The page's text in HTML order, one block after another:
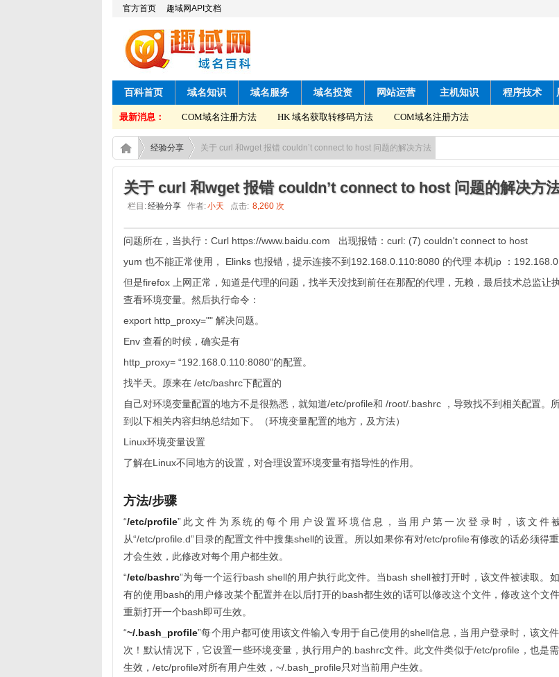
官方首页 趣域网API文档
百科首页 域名知识 域名服务 域名投资 网站运营 主机知识 程序技术
最新消息：
HK 域名获取转移码方法 COM域名注册方法 HK 域名获取转移码方法 COM域名注册方法
经验分享 关于 curl 和wget 报错 couldn’t connect to host 问题的解决方法
关于 curl 和wget 报错 couldn’t connect to host 问题的解决方
栏目:经验分享 作者:小天 点击: 8,260 次
问题所在，当执行：Curl https://www.baidu.com 出现报错：curl: (7) couldn't connect to host
yum 也不能正常使用， Elinks 也报错，提示连接不到192.168.0.110:8080 的代理 本机ip ：
但是firefox 上网正常，知道是代理的问题，找半天没找到前任在那配的代理，无赖，最后技术总监让
查看环境变量。然后执行命令：
export http_proxy="" 解决问题。
Env 查看的时候，确实是有
http_proxy= “192.168.0.110:8080”的配置。
找半天。原来在 /etc/bashrc下配置的
自己对环境变量配置的地方不是很熟悉，就知道/etc/profile和 /root/.bashrc ，导致找不到相关配置。
到以下相关内容归纳总结如下。（环境变量配置的地方，及方法）
Linux环境变量设置
了解在Linux不同地方的设置，对合理设置环境变量有指导性的作用。
方法/步骤
“/etc/profile”此文件为系统的每个用户设置环境信息，当用户第一次登录时，该文件
从“/etc/profile.d”目录的配置文件中搜集shell的设置。所以如果你有对/etc/profile有修改的话必须得
才会生效，此修改对每个用户都生效。
“/etc/bashrc”为每一个运行bash shell的用户执行此文件。当bash shell被打开时，该文件被读取。
有的使用bash的用户修改某个配置并在以后打开的bash都生效的话可以修改这个文件，修改这个文件
重新打开一个bash即可生效。
“~/.bash_profile”每个用户都可使用该文件输入专用于自己使用的shell信息，当用户登录时，该文
次！默认情况下，它设置一些环境变量，执行用户的.bashrc文件。此文件类似于/etc/profile，也是
生效，/etc/profile对所有用户生效，~/.bash_profile只对当前用户生效。